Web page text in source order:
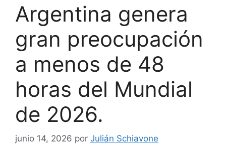
Argentina genera
gran preocupación
a menos de 48
horas del Mundial
de 2026.
junio 14, 2026 por Julián Schiavone